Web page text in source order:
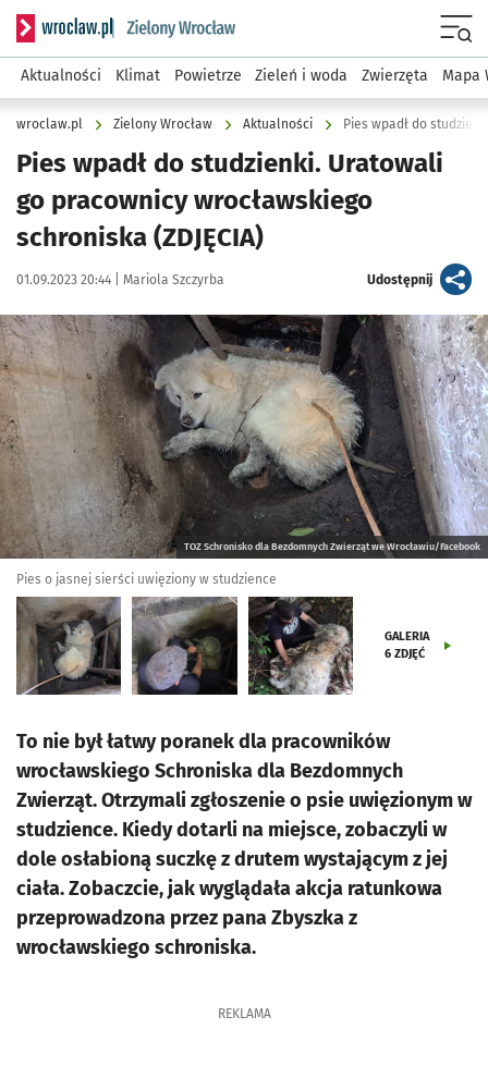
Serwis informacyjny wroclaw.pl podserwis: Środowisko we
Aktualności Klimat Powietrze Zieleń i woda Zwierzęta Mapa
wroclaw.pl Zielony Wrocław Aktualności Pies wpadł do
Pies wpadł do studzienki. Uratowali
go pracownicy wrocławskiego
schroniska (ZDJĘCIA)
Data publikacji:
01.09.2023 20:44 | Autor:
Mariola Szczyrba Udostępnijartykuł
Kliknij, aby zobaczyć galerię
TOZ Schronisko dla Bezdomnych Zwierząt we Wrocławiu/Facebook
Pies o jasnej sierści uwięziony w studzience
GALERIA
6 ZDJĘĆ
To nie był łatwy poranek dla pracowników
wrocławskiego Schroniska dla Bezdomnych
Zwierząt. Otrzymali zgłoszenie o psie uwięzionym w
studzience. Kiedy dotarli na miejsce, zobaczyli w
dole osłabioną suczkę z drutem wystającym z jej
ciała. Zobaczcie, jak wyglądała akcja ratunkowa
przeprowadzona przez pana Zbyszka z
wrocławskiego schroniska.
REKLAMA